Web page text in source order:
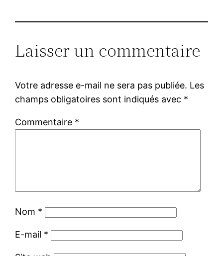
Laisser un commentaire
Votre adresse e-mail ne sera pas publiée. Les
champs obligatoires sont indiqués avec *
Commentaire *
Nom *
E-mail *